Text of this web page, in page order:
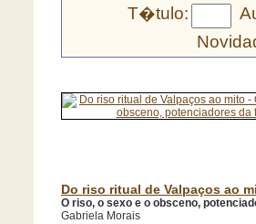
T�tulo:
Do riso ritual de Valpaços ao
O riso, o sexo e o obsceno,
Gabriela Morais